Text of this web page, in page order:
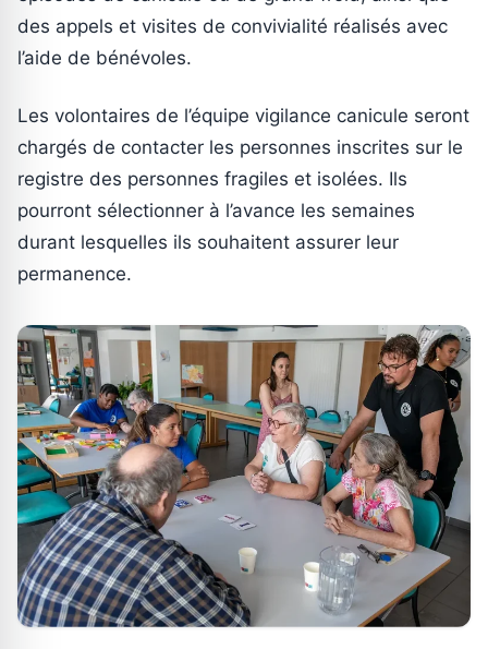
des appels et visites de convivialité réalisés avec
l’aide de bénévoles.
Les volontaires de l’équipe vigilance canicule seront
chargés de contacter les personnes inscrites sur le
registre des personnes fragiles et isolées. Ils
pourront sélectionner à l’avance les semaines
durant lesquelles ils souhaitent assurer leur
permanence.